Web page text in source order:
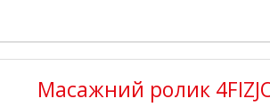
Масажний ролик